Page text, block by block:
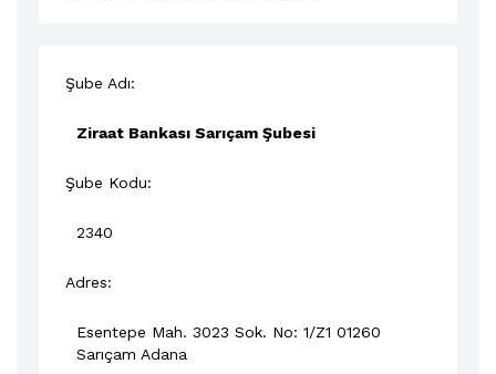
Şube Adı:
Ziraat Bankası Sarıçam Şubesi
Şube Kodu:
2340
Adres:
Esentepe Mah. 3023 Sok. No: 1/Z1 01260
Sarıçam Adana